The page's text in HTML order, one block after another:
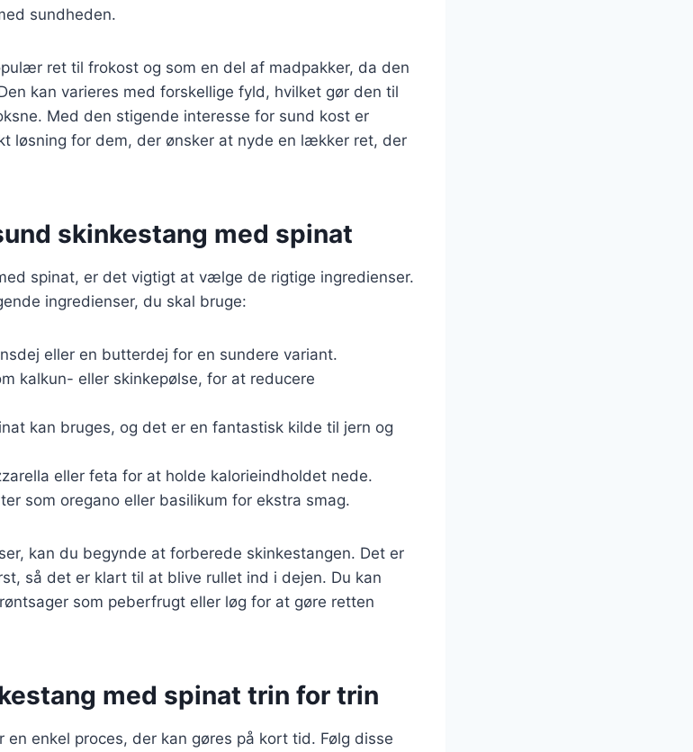
sundheden.
ret til frokost og som en del af madpakker, da den
kan varieres med forskellige fyld, hvilket gør den til
Med den stigende interesse for sund kost er
løsning for dem, der ønsker at nyde en lækker ret, der
skinkestang med spinat
spinat, er det vigtigt at vælge de rigtige ingredienser.
ingredienser, du skal bruge:
eller en butterdej for en sundere variant.
kalkun- eller skinkepølse, for at reducere
kan bruges, og det er en fantastisk kilde til jern og
eller feta for at holde kalorieindholdet nede.
som oregano eller basilikum for ekstra smag.
kan du begynde at forberede skinkestangen. Det er
så det er klart til at blive rullet ind i dejen. Du kan
som peberfrugt eller løg for at gøre retten
med spinat trin for trin
en enkel proces, der kan gøres på kort tid. Følg disse